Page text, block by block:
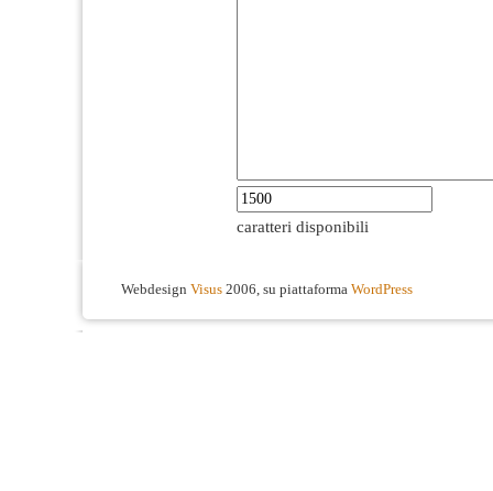
caratteri disponibili
Webdesign Visus 2006, su piattaforma WordPress